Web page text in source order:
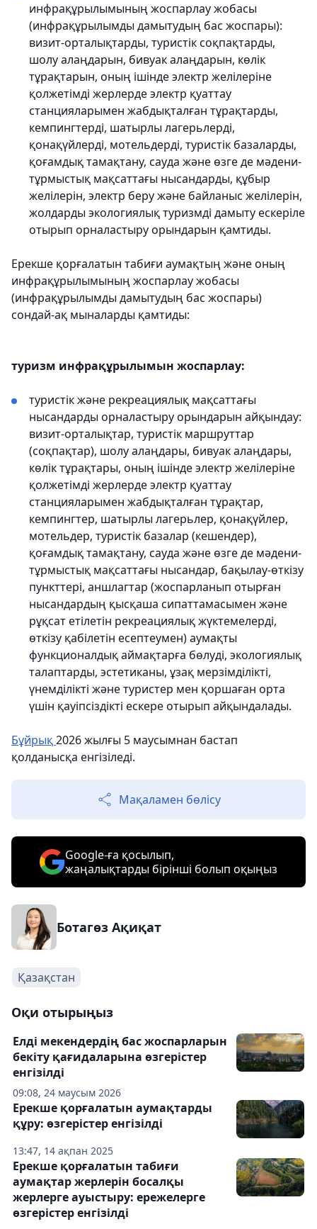
инфрақұрылымының жоспарлау жобасы
(инфрақұрылымды дамытудың бас жоспары):
визит-орталықтарды, туристік соқпақтарды,
шолу алаңдарын, бивуак алаңдарын, көлік
тұрақтарын, оның ішінде электр желілеріне
қолжетімді жерлерде электр қуаттау
станцияларымен жабдықталған тұрақтарды,
кемпингтерді, шатырлы лагерьлерді,
қонақүйлерді, мотельдерді, туристік базаларды,
қоғамдық тамақтану, сауда және өзге де мәдени-
тұрмыстық мақсаттағы нысандарды, құбыр
желілерін, электр беру және байланыс желілерін,
жолдарды экологиялық туризмді дамыту ескеріле
отырып орналастыру орындарын қамтиды.
Ерекше қорғалатын табиғи аумақтың және оның
инфрақұрылымының жоспарлау жобасы
(инфрақұрылымды дамытудың бас жоспары)
сондай-ақ мыналарды қамтиды:
туризм инфрақұрылымын жоспарлау:
туристік және рекреациялық мақсаттағы
нысандарды орналастыру орындарын айқындау:
визит-орталықтар, туристік маршруттар
(соқпақтар), шолу алаңдары, бивуак алаңдары,
көлік тұрақтары, оның ішінде электр желілеріне
қолжетімді жерлерде электр қуаттау
станцияларымен жабдықталған тұрақтар,
кемпингтер, шатырлы лагерьлер, қонақүйлер,
мотельдер, туристік базалар (кешендер),
қоғамдық тамақтану, сауда және өзге де мәдени-
тұрмыстық мақсаттағы нысандар, бақылау-өткізу
пункттері, аншлагтар (жоспарланып отырған
нысандардың қысқаша сипаттамасымен және
рұқсат етілетін рекреациялық жүктемелерді,
өткізу қабілетін есептеумен) аумақты
функционалдық аймақтарға бөлуді, экологиялық
талаптарды, эстетиканы, ұзақ мерзімділікті,
үнемділікті және туристер мен қоршаған орта
үшін қауіпсіздікті ескере отырып айқындалады.
Бұйрық2026 жылғы 5 маусымнан бастап
қолданысқа енгізіледі.
Мақаламен бөлісу
Google-ға қосылып,
жаңалықтарды бірінші болып оқыңыз
Ботагөз Ақиқат
Қазақстан
Оқи отырыңыз
09:08, 24 маусым 2026
Елді мекендердің бас жоспарларын
бекіту қағидаларына өзгерістер
енгізілді
13:47, 14 ақпан 2025
Ерекше қорғалатын аумақтарды
құру: өзгерістер енгізілді
Ерекше қорғалатын табиғи
аумақтар жерлерін босалқы
жерлерге ауыстыру: ережелерге
өзгерістер енгізілді